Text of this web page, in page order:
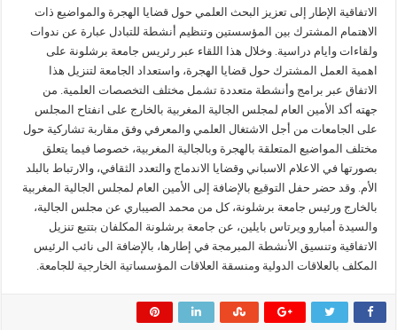
الاتفاقية الإطار إلى تعزيز البحث العلمي حول قضايا الهجرة والمواضيع ذات
الاهتمام المشترك بين المؤسستين وتنظيم أنشطة للتبادل عبارة عن ندوات
ولقاءات وايام دراسية. وخلال هذا اللقاء عبر رئريس جامعة برشلونة على
اهمية العمل المشترك حول قضايا الهجرة، واستعداد الجامعة لتنزيل هذا
الاتفاق عبر برامج وأنشطة متعددة تشمل مختلف التخصصات العلمية. من
جهته أكد الأمين العام لمجلس الجالية المغربية بالخارج على انفتاح المجلس
على الجامعات من أجل الاشتغال العلمي والمعرفي وفق مقاربة تشاركية حول
مختلف المواضيع المتعلقة بالهجرة وبالجالية المغربية، خصوصا فيما يتعلق
بصورتها في الاعلام الاسباني وقضايا الاندماج والتعدد الثقافي، والارتباط بالبلد
الأم. وقد حضر حفل التوقيع بالإضافة إلى الأمين العام لمجلس الجالية المغربية
بالخارج ورئيس جامعة برشلونة، كل من محمد الصيباري عن مجلس الجالية،
والسيدة أمبارو ويرتاس بايلين، عن جامعة برشلونة المكلفان بتتبع تنزيل
الاتفاقية وتنسيق الأنشطة المبرمجة في إطارها، بالإضافة الى نائب الرئيس
المكلف بالعلاقات الدولية ومنسقة العلاقات المؤسساتية الخارجية للجامعة.